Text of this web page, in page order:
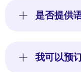
是否提供
我可以预